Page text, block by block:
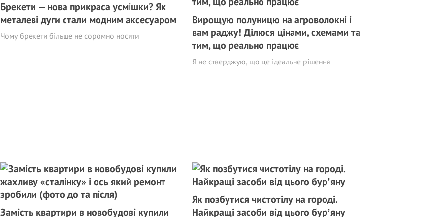
Брекети — нова прикраса усмішки? Як
металеві дуги стали модним аксесуаром
Чому брекети більше не соромно носити
Вирощую полуницю на агроволокні і
вам раджу! Ділюся цінами, схемами та
тим, що реально працює
Я не стверджую, що це ідеальне рішення
Замість квартири в новобудові купили
Як позбутися чистотілу на городі.
Найкращі засоби від цього бурʼяну